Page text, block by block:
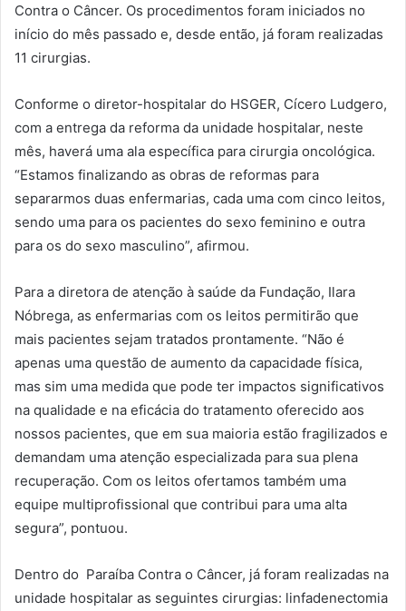
Contra o Câncer. Os procedimentos foram iniciados no
início do mês passado e, desde então, já foram realizadas
11 cirurgias.
Conforme o diretor-hospitalar do HSGER, Cícero Ludgero,
com a entrega da reforma da unidade hospitalar, neste
mês, haverá uma ala específica para cirurgia oncológica.
“Estamos finalizando as obras de reformas para
separarmos duas enfermarias, cada uma com cinco leitos,
sendo uma para os pacientes do sexo feminino e outra
para os do sexo masculino”, afirmou.
Para a diretora de atenção à saúde da Fundação, Ilara
Nóbrega, as enfermarias com os leitos permitirão que
mais pacientes sejam tratados prontamente. “Não é
apenas uma questão de aumento da capacidade física,
mas sim uma medida que pode ter impactos significativos
na qualidade e na eficácia do tratamento oferecido aos
nossos pacientes, que em sua maioria estão fragilizados e
demandam uma atenção especializada para sua plena
recuperação. Com os leitos ofertamos também uma
equipe multiprofissional que contribui para uma alta
segura”, pontuou.
Dentro do Paraíba Contra o Câncer, já foram realizadas na
unidade hospitalar as seguintes cirurgias: linfadenectomia